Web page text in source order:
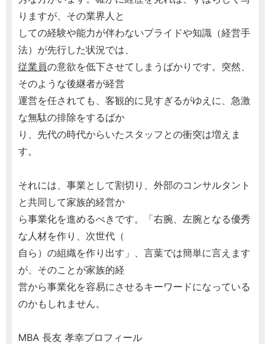
りますが、その業界人と
しての経験や能力が伴わないプライドや知識（経営手
法）が先行した状況では、
従業員の意欲を低下させてしまうばかりです。突然、
そのような後継者が経営
運営を任されても、客観的に見すぎるがゆえに、急激
な無駄の排除をするばか
り、先代の時代からいたスタッフとの衝突は増えま
す。
それには、事業として割切り、外部のコンサルタント
と共同して家族的経営か
ら事業化を進めるべきです。「右腕、左腕となる優秀
な人材を作り、次世代（
自ら）の組織を作り出す」、言葉では簡単に言えます
が、そのことが家族的経
営から事業化を容易にさせるキーワードになっている
のかもしれません。
MBA 長友 孝幸プロフィール